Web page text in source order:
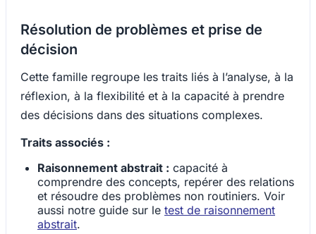
Résolution de problèmes et prise de
décision
Cette famille regroupe les traits liés à l’analyse, à la
réflexion, à la flexibilité et à la capacité à prendre
des décisions dans des situations complexes.
Traits associés :
Raisonnement abstrait : capacité à
comprendre des concepts, repérer des relations
et résoudre des problèmes non routiniers. Voir
aussi notre guide sur le test de raisonnement
abstrait.